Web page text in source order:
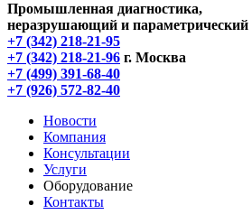
Промышленная диагностика,
неразрушающий и параметрический
+7 (342) 218-21-95
+7 (342) 218-21-96 г. Москва
+7 (499) 391-68-40
+7 (926) 572-82-40
Новости
Компания
Консультации
Услуги
Оборудование
Контакты